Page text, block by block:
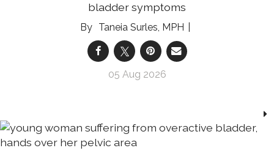
bladder symptoms
Taneia Surles, MPH
05 Aug 2026